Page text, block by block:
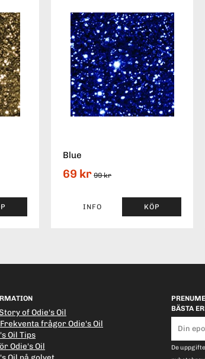
Blue
69 kr 99 kr
INFO KÖP
of Odie's Oil
Frekventa frågor Odie's Oil
Oil Tips
Odie's Oil
Oil på golvet
BÄSTA
De